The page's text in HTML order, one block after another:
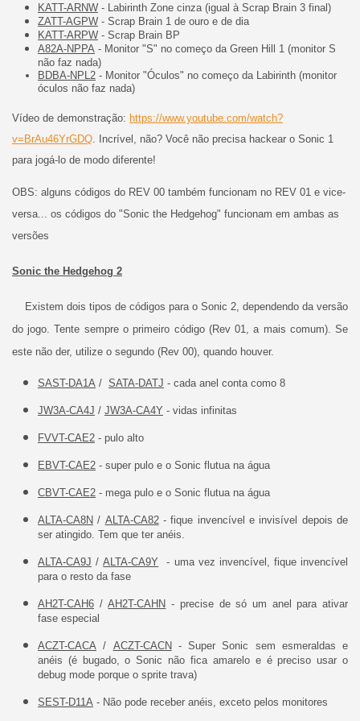
KATT-ARNW- Labirinth Zone cinza (igual à Scrap Brain 3 final)
ZATT-AGPW- Scrap Brain 1 de ouro e de dia
KATT-ARPW- Scrap Brain BP
A82A-NPPA- Monitor "S" no começo da Green Hill 1 (monitor S
não faz nada)
BDBA-NPL2- Monitor "Óculos" no começo da Labirinth (monitor
óculos não faz nada)
Vídeo de demonstração: https://www.youtube.com/watch?
v=BrAu46YrGDQ. Incrível, não? Você não precisa hackear o Sonic 1
para jogá-lo de modo diferente!
OBS: alguns códigos do REV 00 também funcionam no REV 01 e vice-
versa... os códigos do "Sonic the Hedgehog" funcionam em ambas as
versões
Sonic the Hedgehog 2
Existem dois tipos de códigos para o Sonic 2, dependendo da versão
do jogo. Tente sempre o primeiro código (Rev 01, a mais comum). Se
este não der, utilize o segundo (Rev 00), quando houver.
SAST-DA1A/ SATA-DATJ - cada anel conta como 8
JW3A-CA4J / JW3A-CA4Y - vidas infinitas
FVVT-CAE2- pulo alto
EBVT-CAE2- super pulo e o Sonic flutua na água
CBVT-CAE2- mega pulo e o Sonic flutua na água
ALTA-CA8N / ALTA-CA82- fique invencível e invisível depois de
ser atingido. Tem que ter anéis.
ALTA-CA9J /ALTA-CA9Y - uma vez invencível, fique invencível
para o resto da fase
AH2T-CAH6/AH2T-CAHN - precise de só um anel para ativar
fase especial
ACZT-CACA/ ACZT-CACN - Super Sonic sem esmeraldas e
anéis (é bugado, o Sonic não fica amarelo e é preciso usar o
debug mode porque o sprite trava)
SEST-D11A- Não pode receber anéis, exceto pelos monitores